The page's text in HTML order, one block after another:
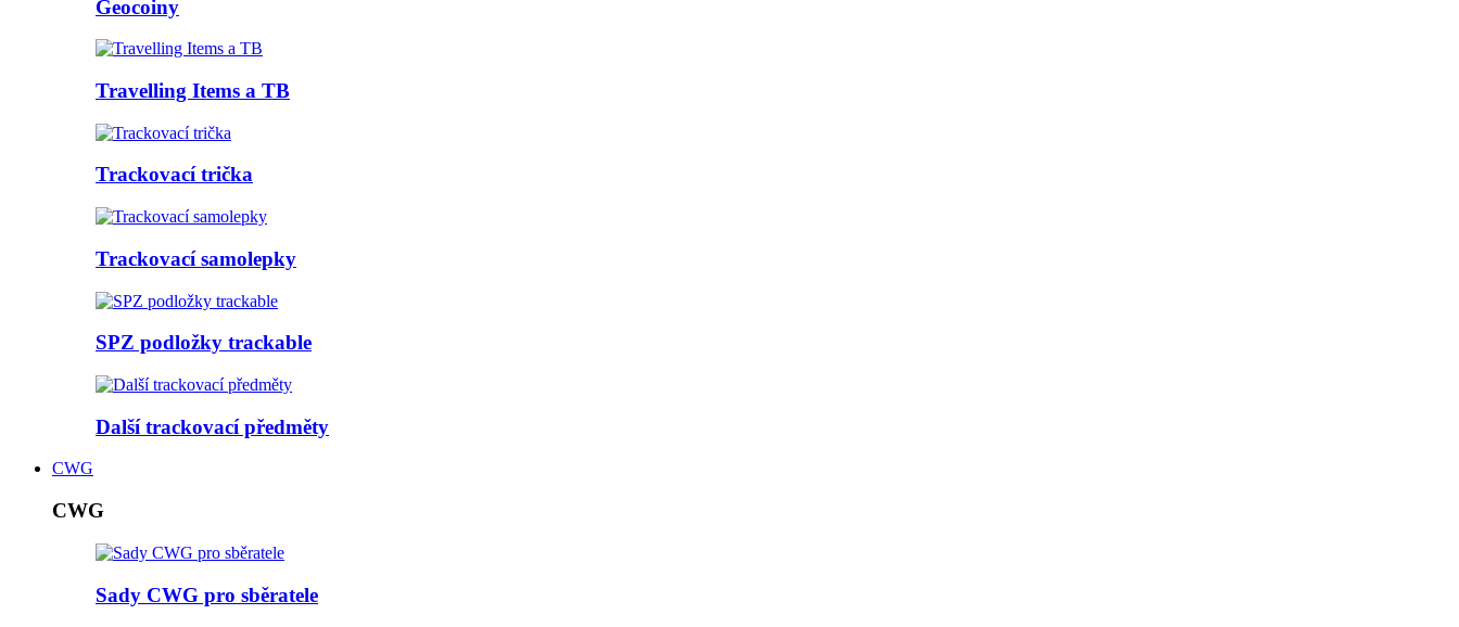
Geocoiny
Travelling Items a TB
Trackovací trička
Trackovací samolepky
SPZ podložky trackable
Další trackovací předměty
CWG
CWG
Sady CWG pro sběratele